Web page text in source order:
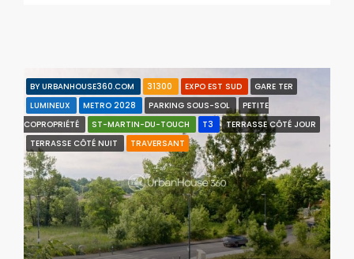
BY URBANHOUSE360.COM 31300 EXPO EST SUD
GARE TER
LUMINEUX
METRO 2028 PARKING SOUS-SOL
PETITE
COPROPRIÉTÉ
ST-MARTIN-DU-TOUCH T3
TERRASSE CÔTÉ JOUR
TERRASSE CÔTÉ NUIT
TRAVERSANT